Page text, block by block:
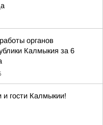
органов
Калмыкия за 6
гости Калмыкии!